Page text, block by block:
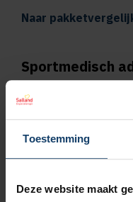
Toestemming
Deze website maakt
Naar
Sportmedisch
pakket